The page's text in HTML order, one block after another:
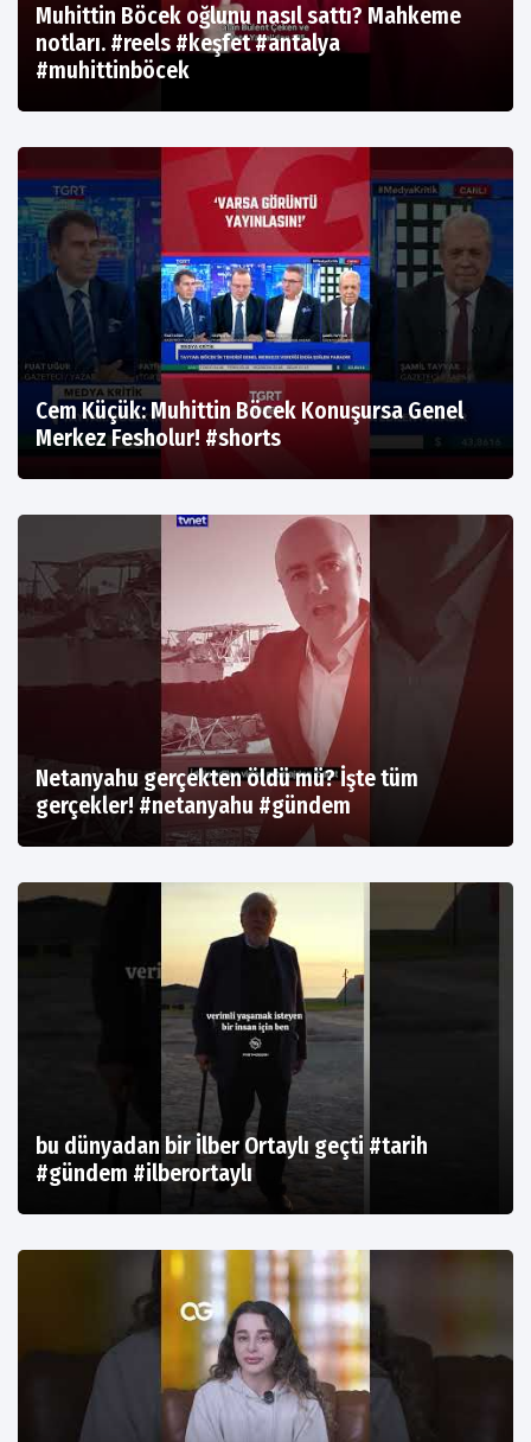
Muhittin Böcek oğlunu nasıl sattı? Mahkeme
notları. #reels #keşfet #antalya
#muhittinböcek
Cem Küçük: Muhittin Böcek Konuşursa Genel
Merkez Fesholur! #shorts
Netanyahu gerçekten öldü mü? İşte tüm
gerçekler! #netanyahu #gündem
bu dünyadan bir İlber Ortaylı geçti #tarih
#gündem #ilberortaylı